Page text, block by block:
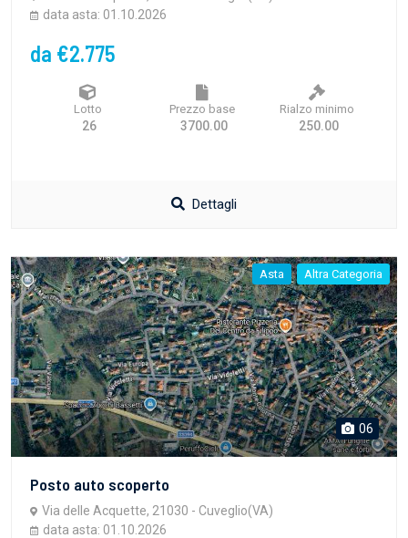
data asta: 01.10.2026
da €2.775
Lotto
26
Prezzo base
3700.00
Rialzo minimo
250.00
Dettagli
Asta Altra Categoria
06
Posto auto scoperto
Via delle Acquette, 21030 - Cuveglio(VA)
data asta: 01.10.2026